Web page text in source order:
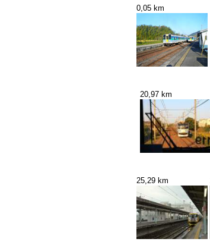
0,05 km
20,97 km
25,29 km